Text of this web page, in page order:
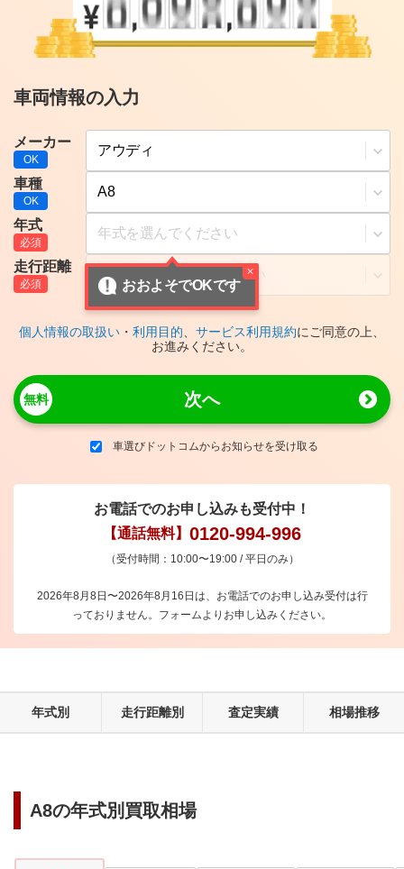
車両情報の入力
メーカー
車種
年式
おおよそでOKです
走行距離
個人情報の取扱い ・ 利用目的 サービス利用規約にご同意の上、
お進みください。
次へ
車選びドットコムからお知らせを受け取る
お電話でのお申し込みも受付中！
【通話無料】 0120-994-996
（受付時間：10:00〜19:00 / 平日のみ）
2026年8月8日〜2026年8月16日は、お電話でのお申し込み受付は行
っておりません。フォームよりお申し込みください。
年式別 走行距離別 査定実績 相場推移
A8の年式別買取相場